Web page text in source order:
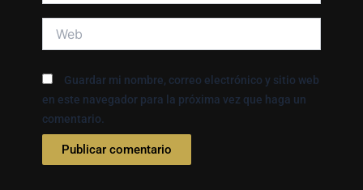
Guardar mi nombre, correo electrónico y sitio web
en este navegador para la próxima vez que haga un
comentario.